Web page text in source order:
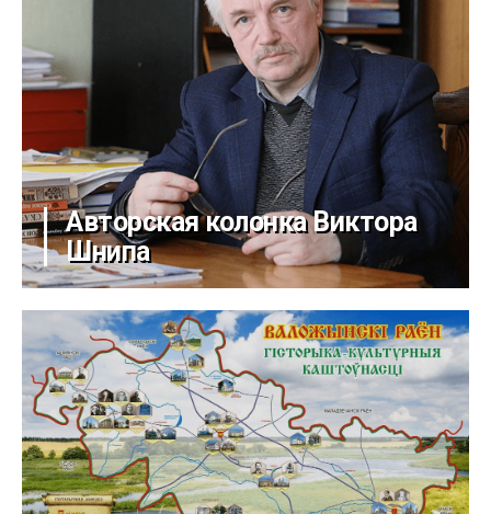
Авторская колонка Виктора
Шнипа